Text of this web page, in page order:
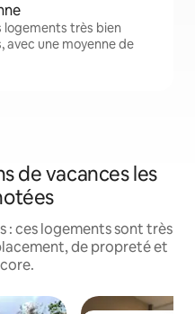
logements très bien
avec une moyenne de
de vacances les
: ces logements sont très
de propreté et